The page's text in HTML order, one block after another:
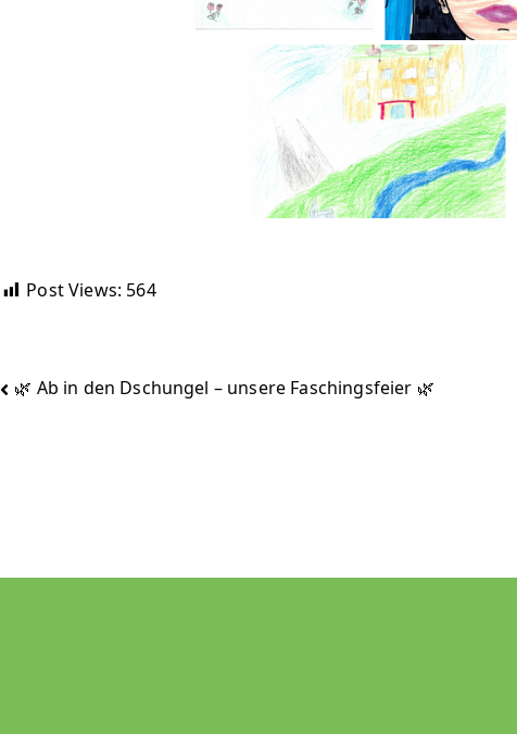
Post Views: 564
Beitragsnavigation
🌿 Ab in den Dschungel – unsere Faschingsfeier 🌿